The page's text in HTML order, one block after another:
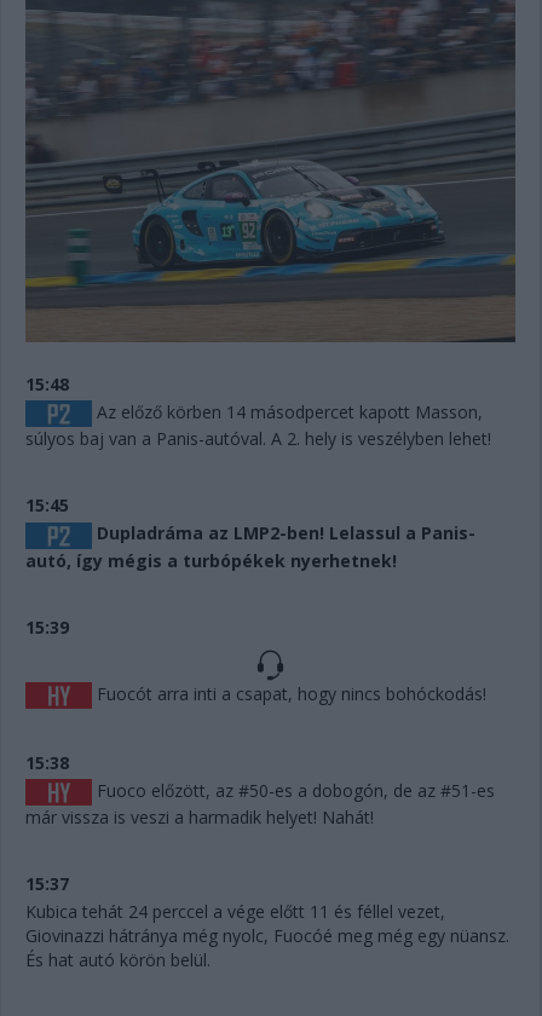
15:48
Az előző körben 14 másodpercet kapott Masson,
súlyos baj van a Panis-autóval. A 2. hely is veszélyben lehet!
15:45
Dupladráma az LMP2-ben! Lelassul a Panis-
autó, így mégis a turbópékek nyerhetnek!
15:39
Fuocót arra inti a csapat, hogy nincs bohóckodás!
15:38
Fuoco előzött, az #50-es a dobogón, de az #51-es
már vissza is veszi a harmadik helyet! Nahát!
15:37
Kubica tehát 24 perccel a vége előtt 11 és féllel vezet,
Giovinazzi hátránya még nyolc, Fuocóé meg még egy nüansz.
És hat autó körön belül.